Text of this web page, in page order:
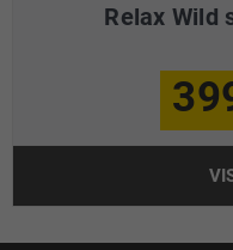
Relax Wild